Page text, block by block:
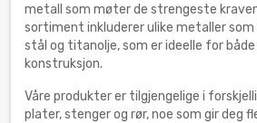
metall som møter de strengeste
sortiment inkluderer ulike metaller som
stål og titanolje, som er ideelle for både
konstruksjon.
Våre produkter er tilgjengelige i
plater, stenger og rør, noe som gir deg